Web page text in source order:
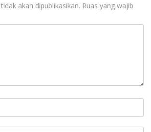
akan dipublikasikan. Ruas yang wajib